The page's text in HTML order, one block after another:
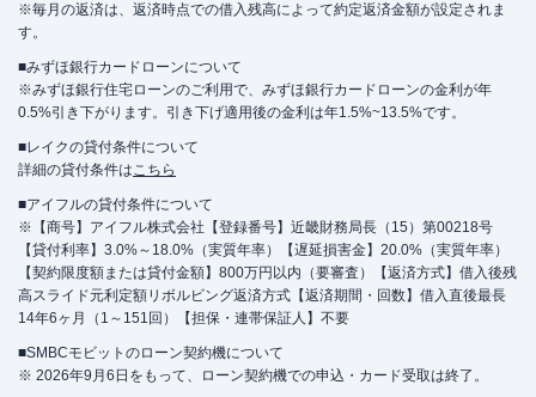
※毎月の返済は、返済時点での借入残高によって約定返済金額が設定されま
す。
■みずほ銀行カードローンについて
※みずほ銀行住宅ローンのご利用で、みずほ銀行カードローンの金利が年
0.5%引き下がります。引き下げ適用後の金利は年1.5%~13.5%です。
■レイクの貸付条件について
詳細の貸付条件はこちら
■アイフルの貸付条件について
※【商号】アイフル株式会社【登録番号】近畿財務局長（15）第00218号
【貸付利率】3.0%～18.0%（実質年率）【遅延損害金】20.0%（実質年率）
【契約限度額または貸付金額】800万円以内（要審査）【返済方式】借入後残
高スライド元利定額リボルビング返済方式【返済期間・回数】借入直後最長
14年6ヶ月（1～151回）【担保・連帯保証人】不要
■SMBCモビットのローン契約機について
※ 2026年9月6日をもって、ローン契約機での申込・カード受取は終了。